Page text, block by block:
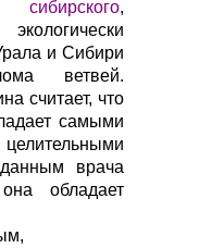
,
и Сибири
ветвей.
считает, что
самыми
врача
обладает